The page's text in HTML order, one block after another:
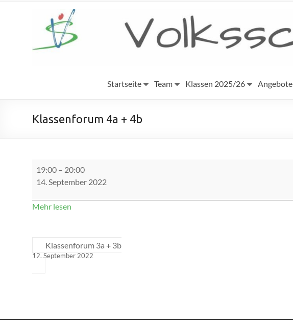
Volksschule
Eggenburg
Startseite Team Klassen 2025/26 Angebote
Klassenforum 4a + 4b
4a
19:00 – 20:00
14. September 2022
Mehr lesen
Klassenforum 3a + 3b
12. September 2022